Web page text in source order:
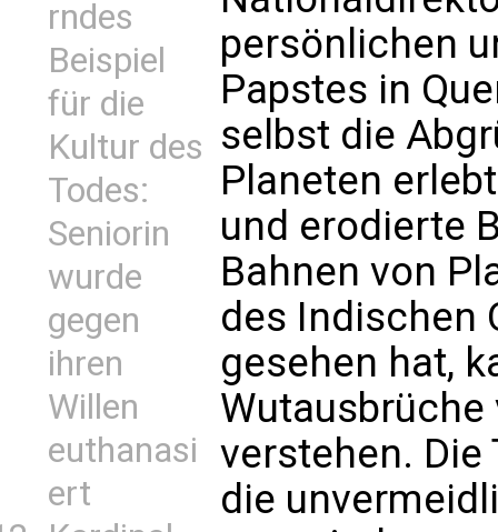
rndes
Beispiel
für die
Kultur des
Todes:
Seniorin
wurde
gegen
ihren
Willen
euthanasi
ert
persönlichen
Papstes in
selbst die
Planeten
und erodierte
Bahnen von
des Indischen
gesehen hat,
Wutausbrüche
verstehen.
die